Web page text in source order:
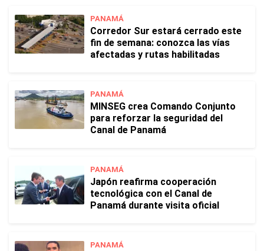
PANAMÁ
Corredor Sur estará cerrado este
fin de semana: conozca las vías
afectadas y rutas habilitadas
PANAMÁ
MINSEG crea Comando Conjunto
para reforzar la seguridad del
Canal de Panamá
PANAMÁ
Japón reafirma cooperación
tecnológica con el Canal de
Panamá durante visita oficial
PANAMÁ